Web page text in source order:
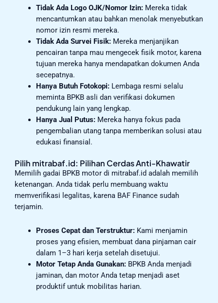
Tidak Ada Logo OJK/Nomor Izin:Mereka tidak
mencantumkan atau bahkan menolak menyebutkan
nomor izin resmi mereka.
Tidak Ada Survei Fisik:Mereka menjanjikan
pencairan tanpa mau mengecek fisik motor, karena
tujuan mereka hanya mendapatkan dokumen Anda
secepatnya.
Hanya Butuh Fotokopi:Lembaga resmi selalu
meminta BPKB asli dan verifikasi dokumen
pendukung lain yang lengkap.
Hanya Jual Putus:Mereka hanya fokus pada
pengembalian utang tanpa memberikan solusi atau
edukasi finansial.
Pilih mitrabaf.id: Pilihan Cerdas Anti-Khawatir
Memilih gadai BPKB motor di mitrabaf.id adalah memilih
ketenangan. Anda tidak perlu membuang waktu
memverifikasi legalitas, karena BAF Finance sudah
terjamin.
Proses Cepat dan Terstruktur:Kami menjamin
proses yang efisien, membuat dana pinjaman cair
dalam 1–3 hari kerja setelah disetujui.
Motor Tetap Anda Gunakan:BPKB Anda menjadi
jaminan, dan motor Anda tetap menjadi aset
produktif untuk mobilitas harian.